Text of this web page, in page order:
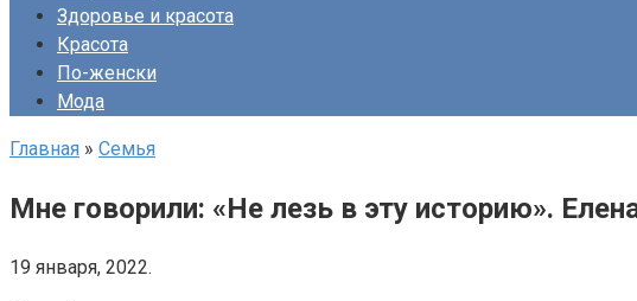
Здоровье и красота
Красота
По-женски
Мода
Главная » Семья
Мне говорили: «Не лезь в эту историю».
19 января, 2022.